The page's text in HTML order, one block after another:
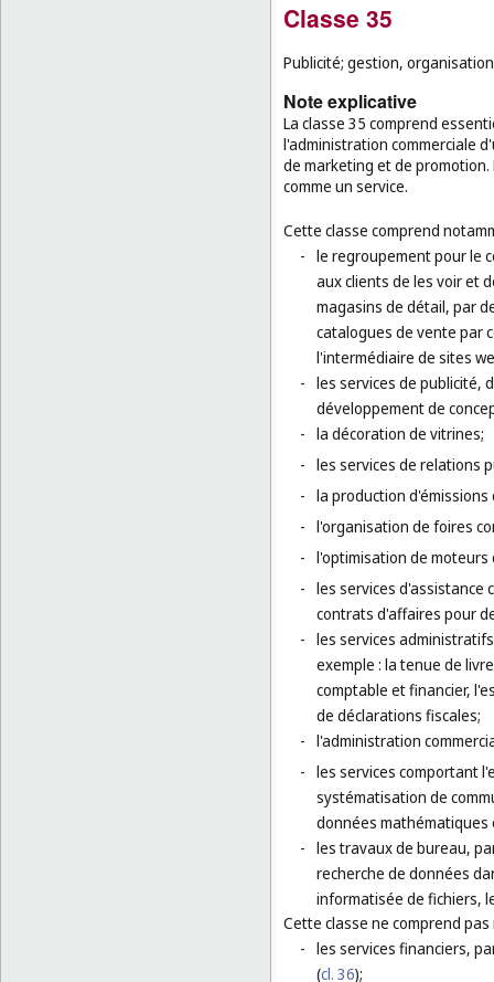
Classe 35
Publicité; gestion,
Note explicative
La classe 35 comprend
l'administration commerciale
de marketing et de
comme un service.
Cette classe comprend
- le regroupement pour le
aux clients de les voir et
magasins de détail, par
catalogues de vente par
l'intermédiaire de sites
- les services de publicité,
développement de
- la décoration de vitrines;
- les services de relations
- la production
- l'organisation de foires
- l'optimisation de moteurs
- les services d'assistance
contrats d'affaires pour
- les services
exemple : la tenue de
comptable et financier,
de déclarations fiscales;
- l'administration
- les services comportant
systématisation de
données
- les travaux de bureau,
recherche de données
informatisée de fichiers,
Cette classe ne comprend
- les services financiers,
(cl. 36);